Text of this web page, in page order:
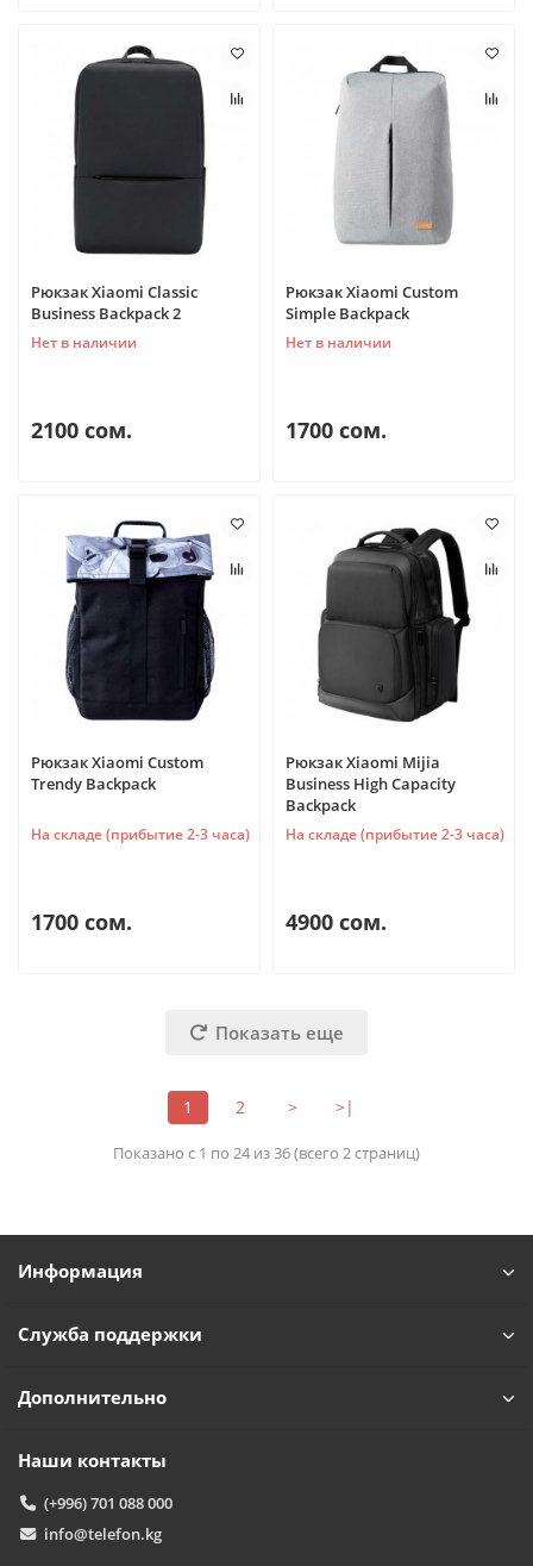
Рюкзак Xiaomi Classic
Business Backpack 2
Нет в наличии
2100 сом.
Рюкзак Xiaomi Custom
Simple Backpack
Нет в наличии
1700 сом.
Рюкзак Xiaomi Custom
Trendy Backpack
На складе (прибытие 2-3 часа)
1700 сом.
Рюкзак Xiaomi Mijia
Business High Capacity
Backpack
На складе (прибытие 2-3 часа)
4900 сом.
Показать еще
1 2 > >|
Показано с 1 по 24 из 36 (всего 2 страниц)
Информация
Служба поддержки
Дополнительно
Наши контакты
(+996) 701 088 000
info@telefon.kg
TelefonAI
Обычно отвечаем за минуту
Чем можем помочь?